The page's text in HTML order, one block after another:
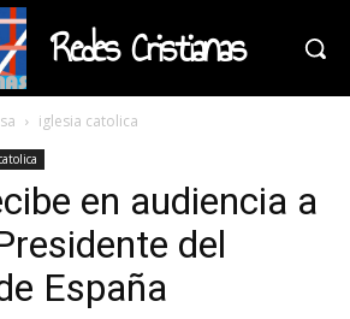
Redes Cristianas
iglesia catolica
en audiencia a
del
España